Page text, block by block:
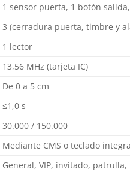
1 sensor puerta, 1 botón
3 (cerradura puerta, timbre y
1 lector
13,56 MHz (tarjeta IC)
De 0 a 5 cm
≤1,0 s
30.000 / 150.000
Mediante CMS o teclado
General, VIP, invitado,